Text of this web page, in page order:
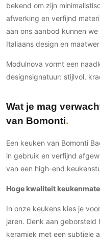
Wandafwerking
Beton Ciré
Leer
Schilderwerk
Spuitwerk
Audio/Video
Thuisbioscoop
Fitnessapparatuur
bekend om zijn
afwerking en verfijnd
aan ons aanbod kunnen
Italiaans design en
Modulnova vormt een
designsignatuur: stijlvol,
Wat je mag
van Bomonti
Een keuken van Bomonti
in gebruik en verfijnd
van een high-end
Hoge kwaliteit
In onze keukens kies je
jaren. Denk aan
keramiek met een subtiele